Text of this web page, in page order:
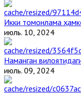
Икки томонлама
июль. 10, 2024
Наманган
июль. 09, 2024